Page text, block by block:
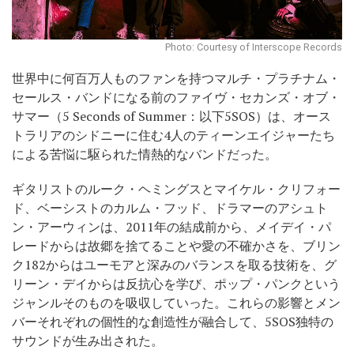
Photo: Courtesy of Interscope Records
世界中に何百万人ものファンを持つマルチ・プラチナム・
セールス・バンドになる前のファイヴ・セカンズ・オブ・
サマー（5 Seconds of Summer：以下5SOS）は、オース
トラリアのシドニーに住む4人のティーンエイジャーたち
による苦悩に駆られた情熱的なバンドだった。
ギタリストのルーク・ヘミングスとマイケル・クリフォー
ド、ベーシストのカルム・フッド、ドラマーのアシュト
ン・アーウィンは、2011年の結成前から、メイデイ・パ
レードからは故郷を捨てることや愛の不確かさを、ブリン
ク182からはユーモアと深みのバランスを取る技術を、グ
リーン・デイからは反抗心を学び、ポップ・パンクという
ジャンルそのものを吸収していった。これらの影響とメン
バーそれぞれの個性的な創造性が融合して、5SOS独特の
サウンドが生み出された。